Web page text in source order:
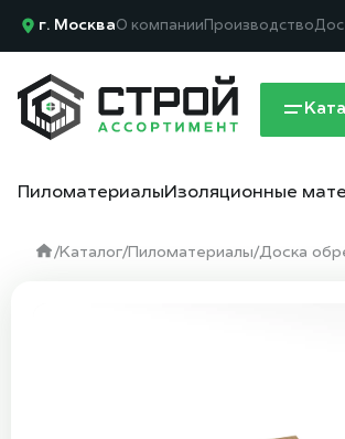
г. МоскваО компании Производство
ПиломатериалыИзоляционные
/Каталог/Пиломатериалы/Доска